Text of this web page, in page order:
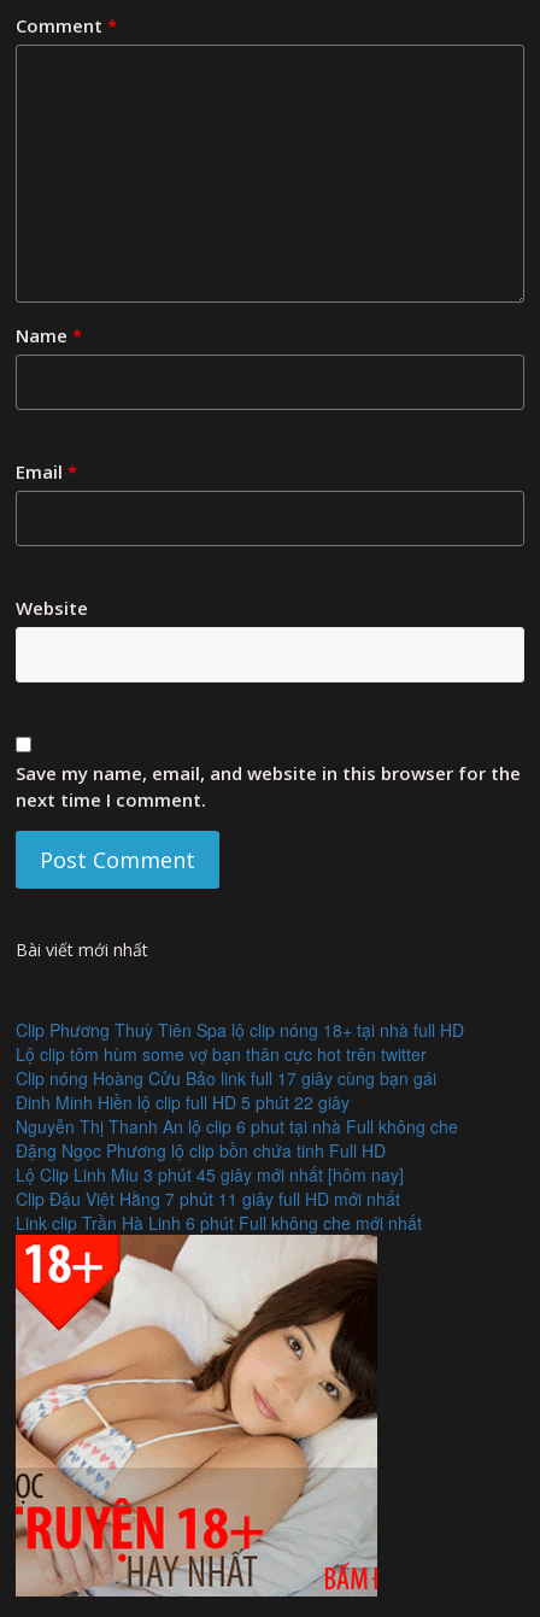
Comment*
Name*
Email*
Website
Save my name, email, and website in this browser for the
next time I comment.
Bài viết mới nhất
Clip Phương Thuỳ Tiên Spa lộ clip nóng 18+ tại nhà full HD
Lộ clip tôm hùm some vợ bạn thân cực hot trên twitter
Clip nóng Hoàng Cửu Bảo link full 17 giây cùng bạn gái
Đinh Minh Hiền lộ clip full HD 5 phút 22 giây
Nguyễn Thị Thanh An lộ clip 6 phut tại nhà Full không che
Đặng Ngọc Phương lộ clip bồn chứa tinh Full HD
Lộ Clip Linh Miu 3 phút 45 giây mới nhất [hôm nay]
Clip Đậu Việt Hằng 7 phút 11 giây full HD mới nhất
Link clip Trần Hà Linh 6 phút Full không che mới nhất